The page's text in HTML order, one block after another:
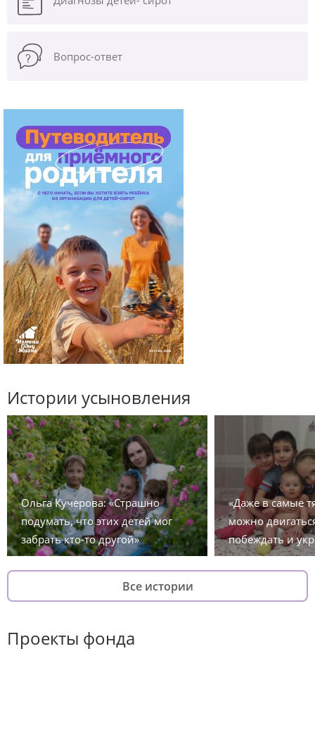
Вопрос-ответ
Истории усыновления
Ольга Кучерова: «Страшно
подумать, что этих детей мог
забрать кто-то другой»
«Даже в самые
можно
побеждать и
Все истории
Проекты фонда